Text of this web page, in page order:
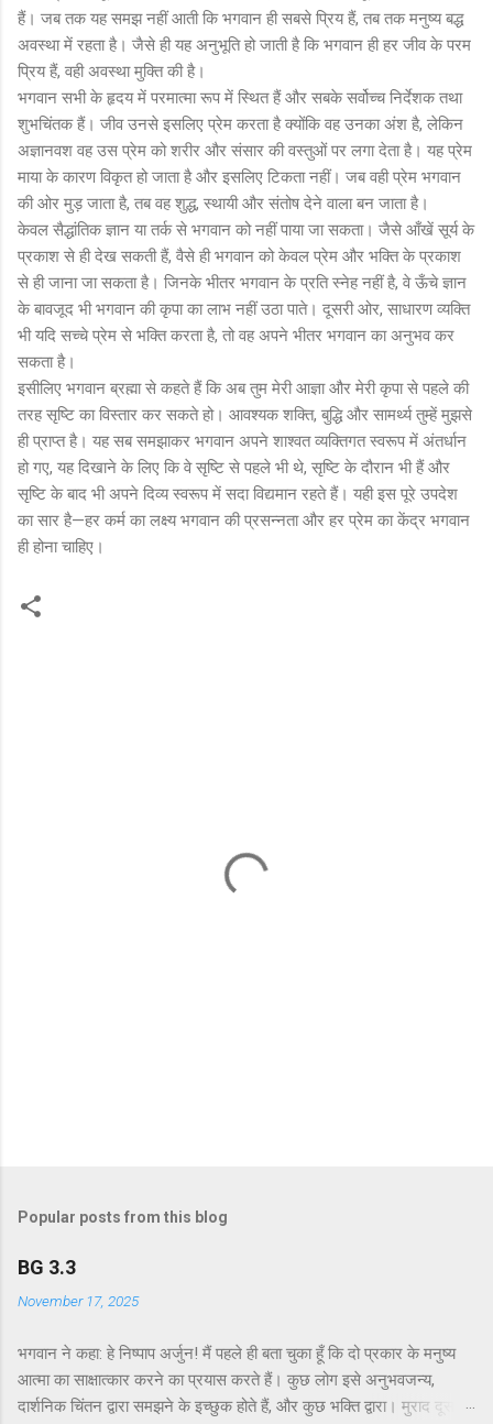
हैं। जब तक यह समझ नहीं आती कि भगवान ही सबसे प्रिय हैं, तब तक मनुष्य बद्ध
अवस्था में रहता है। जैसे ही यह अनुभूति हो जाती है कि भगवान ही हर जीव के परम
प्रिय हैं, वही अवस्था मुक्ति की है।
भगवान सभी के हृदय में परमात्मा रूप में स्थित हैं और सबके सर्वोच्च निर्देशक तथा
शुभचिंतक हैं। जीव उनसे इसलिए प्रेम करता है क्योंकि वह उनका अंश है, लेकिन
अज्ञानवश वह उस प्रेम को शरीर और संसार की वस्तुओं पर लगा देता है। यह प्रेम
माया के कारण विकृत हो जाता है और इसलिए टिकता नहीं। जब वही प्रेम भगवान
की ओर मुड़ जाता है, तब वह शुद्ध, स्थायी और संतोष देने वाला बन जाता है।
केवल सैद्धांतिक ज्ञान या तर्क से भगवान को नहीं पाया जा सकता। जैसे आँखें सूर्य के
प्रकाश से ही देख सकती हैं, वैसे ही भगवान को केवल प्रेम और भक्ति के प्रकाश
से ही जाना जा सकता है। जिनके भीतर भगवान के प्रति स्नेह नहीं है, वे ऊँचे ज्ञान
के बावजूद भी भगवान की कृपा का लाभ नहीं उठा पाते। दूसरी ओर, साधारण व्यक्ति
भी यदि सच्चे प्रेम से भक्ति करता है, तो वह अपने भीतर भगवान का अनुभव कर
सकता है।
इसीलिए भगवान ब्रह्मा से कहते हैं कि अब तुम मेरी आज्ञा और मेरी कृपा से पहले की
तरह सृष्टि का विस्तार कर सकते हो। आवश्यक शक्ति, बुद्धि और सामर्थ्य तुम्हें मुझसे
ही प्राप्त है। यह सब समझाकर भगवान अपने शाश्वत व्यक्तिगत स्वरूप में अंतर्धान
हो गए, यह दिखाने के लिए कि वे सृष्टि से पहले भी थे, सृष्टि के दौरान भी हैं और
सृष्टि के बाद भी अपने दिव्य स्वरूप में सदा विद्यमान रहते हैं। यही इस पूरे उपदेश
का सार है—हर कर्म का लक्ष्य भगवान की प्रसन्नता और हर प्रेम का केंद्र भगवान
ही होना चाहिए।
Popular posts from this blog
BG 3.3
November 17, 2025
भगवान ने कहा: हे निष्पाप अर्जुन! मैं पहले ही बता चुका हूँ कि दो प्रकार के मनुष्य
आत्मा का साक्षात्कार करने का प्रयास करते हैं। कुछ लोग इसे अनुभवजन्य,
दार्शनिक चिंतन द्वारा समझने के इच्छुक होते हैं, और कुछ भक्ति द्वारा। मुराद दूसरे